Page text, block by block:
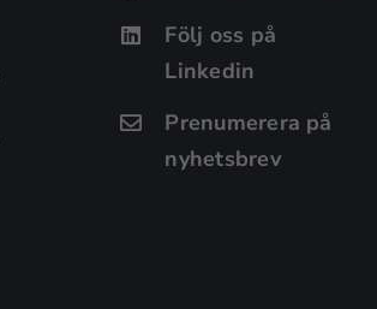
Följ oss på
Linkedin
Prenumerera på
nyhetsbrev